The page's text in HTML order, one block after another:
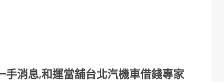
手消息,和運當舖台北汽機車借錢專家